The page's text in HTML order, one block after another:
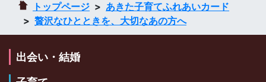
トップページ
あきた子育てふれあいカード
贅沢なひとときを、大切なあの方へ
出会い・結婚